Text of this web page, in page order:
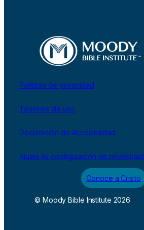
Políticas de privacidad
Términos de uso
Declaración de Accesibilidad
Ajuste su configuración de privacidad
Conoce a Cristo
© Moody Bible Institute 2026